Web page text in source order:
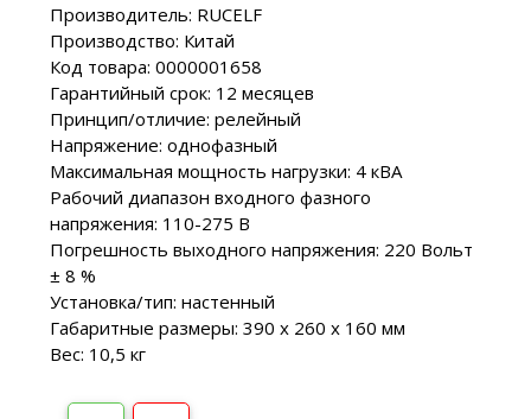
Производитель: RUCELF
Производство: Китай
Код товара: 0000001658
Гарантийный срок: 12 месяцев
Принцип/отличие: релейный
Напряжение: однофазный
Максимальная мощность нагрузки: 4 кВA
Рабочий диапазон входного фазного
напряжения: 110-275 В
Погрешность выходного напряжения: 220 Вольт
± 8 %
Установка/тип: настенный
Габаритные размеры: 390 х 260 х 160 мм
Вес: 10,5 кг